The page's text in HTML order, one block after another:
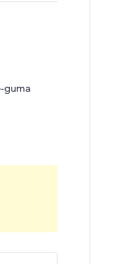
guma